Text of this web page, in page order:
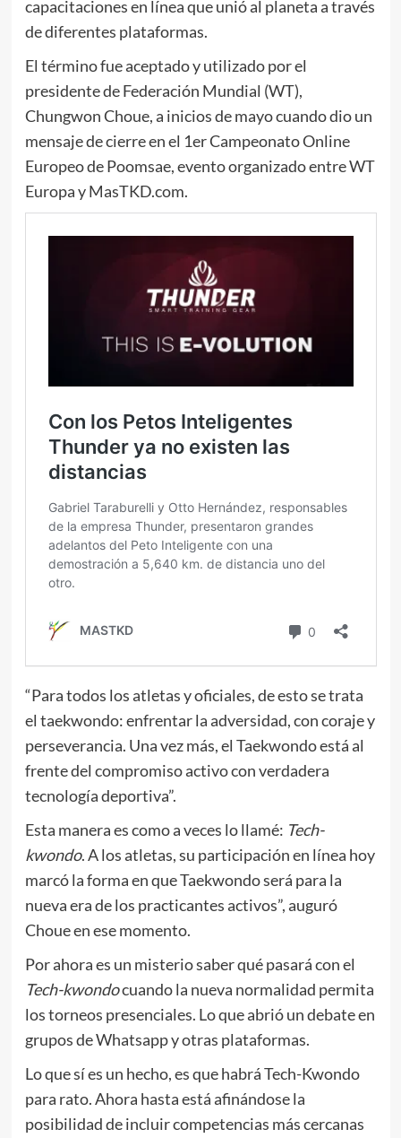
capacitaciones en línea que unió al planeta a través
de diferentes plataformas.
El término fue aceptado y utilizado por el
presidente de Federación Mundial (WT),
Chungwon Choue, a inicios de mayo cuando dio un
mensaje de cierre en el 1er Campeonato Online
Europeo de Poomsae, evento organizado entre WT
Europa y MasTKD.com.
“Para todos los atletas y oficiales, de esto se trata
el taekwondo: enfrentar la adversidad, con coraje y
perseverancia. Una vez más, el Taekwondo está al
frente del compromiso activo con verdadera
tecnología deportiva”.
Esta manera es como a veces lo llamé: Tech-
kwondo. A los atletas, su participación en línea hoy
marcó la forma en que Taekwondo será para la
nueva era de los practicantes activos”, auguró
Choue en ese momento.
Por ahora es un misterio saber qué pasará con el
Tech-kwondocuando la nueva normalidad permita
los torneos presenciales. Lo que abrió un debate en
grupos de Whatsapp y otras plataformas.
Lo que sí es un hecho, es que habrá Tech-Kwondo
para rato. Ahora hasta está afinándose la
posibilidad de incluir competencias más cercanas